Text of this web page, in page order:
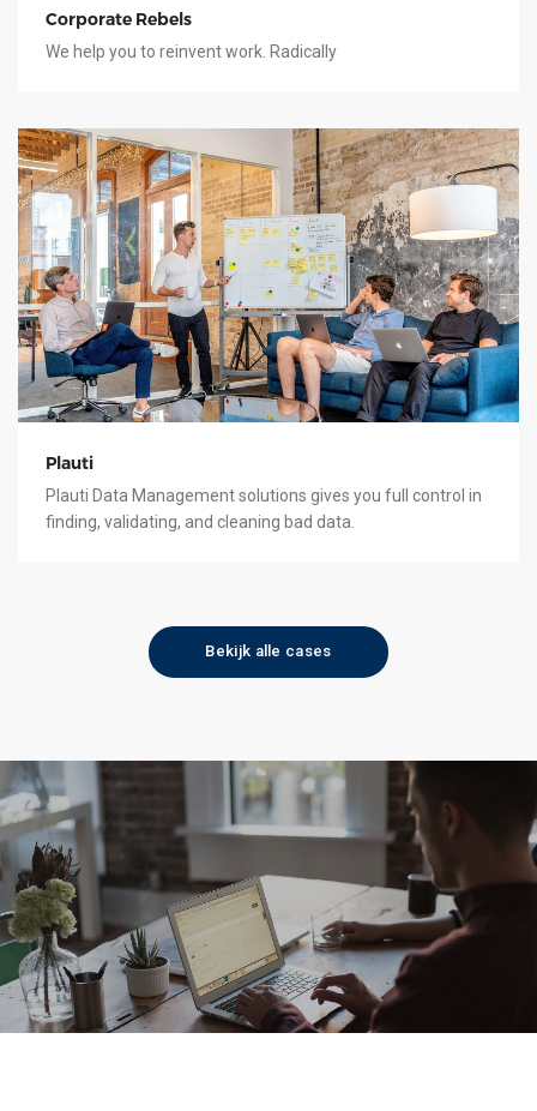
Corporate Rebels
We help you to reinvent work. Radically
Plauti
Plauti Data Management solutions gives you full control in
finding, validating, and cleaning bad data.
Bekijk alle cases